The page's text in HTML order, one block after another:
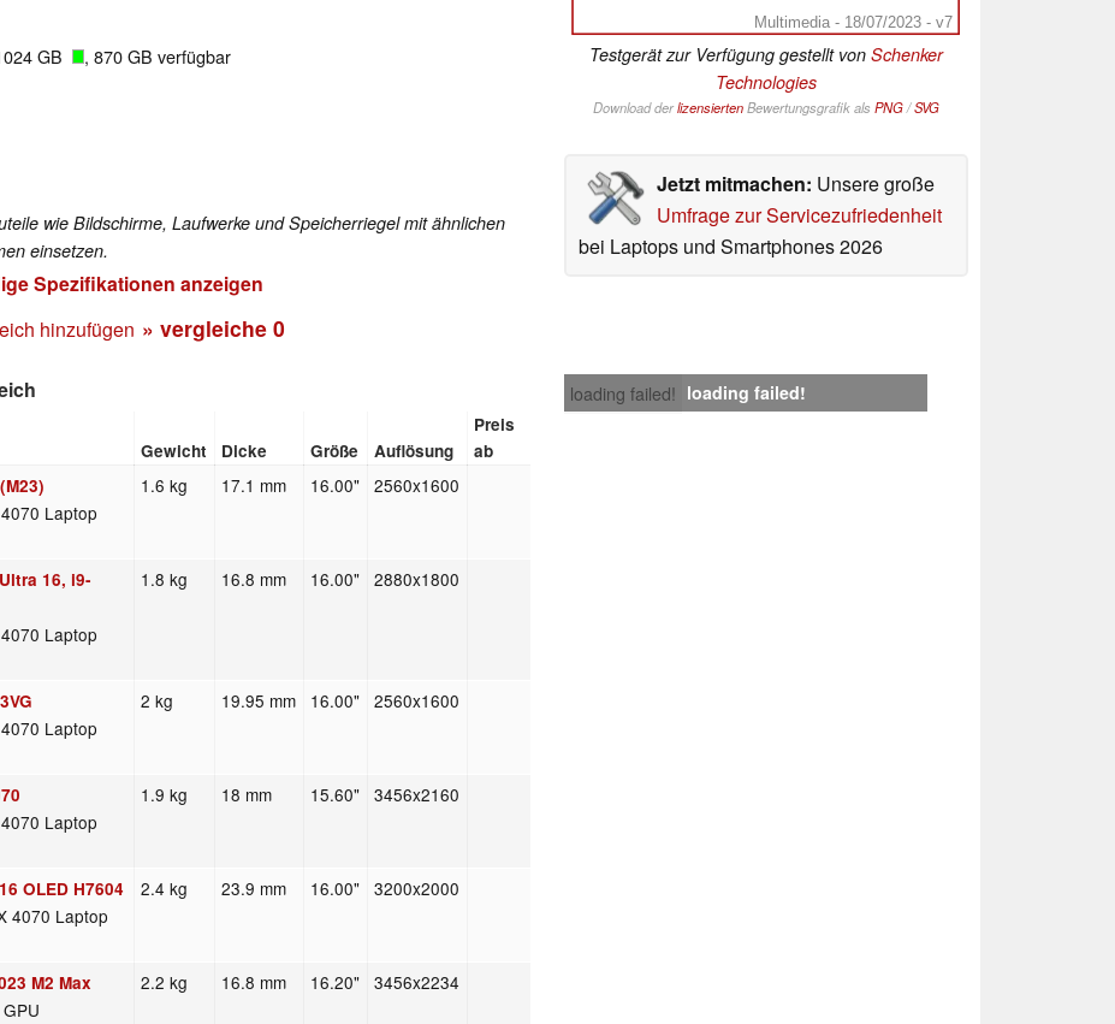
Multimedia - 18/07/2023 - v7
Testgerät zur Verfügung gestellt von Schenker
Technologies
Download derlizensiertenBewertungsgrafik als PNG/SVG
Jetzt mitmachen: Unsere große
Umfrage zur Servicezufriedenheit
bei Laptops und Smartphones 2026
GB , 870 GB verfügbar
wie Bildschirme, Laufwerke und Speicherriegel mit ähnlichen
einsetzen.
Spezifikationen anzeigen
hinzufügen » vergleiche 0
loading failed! loading failed!
Gewicht Dicke Größe Auflösung
Preis
ab
Laptop
1.6 kg 17.1 mm 16.00" 2560x1600
16, i9-
Laptop
1.8 kg 16.8 mm 16.00" 2880x1800
Laptop
2 kg 19.95 mm 16.00" 2560x1600
Laptop
1.9 kg 18 mm 15.60" 3456x2160
OLED H7604
4070 Laptop
2.4 kg 23.9 mm 16.00" 3200x2000
M2 Max 2.2 kg 16.8 mm 16.20" 3456x2234